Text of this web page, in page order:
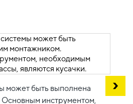
может быть выполнена
инструментом,